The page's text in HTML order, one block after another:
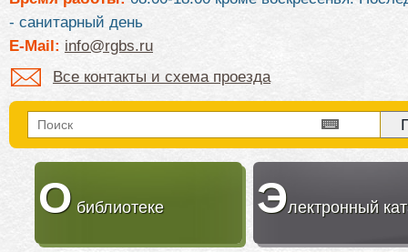
- санитарный день
E-Mail: info@rgbs.ru
Все контакты и схема проезда
О библиотеке Электронный